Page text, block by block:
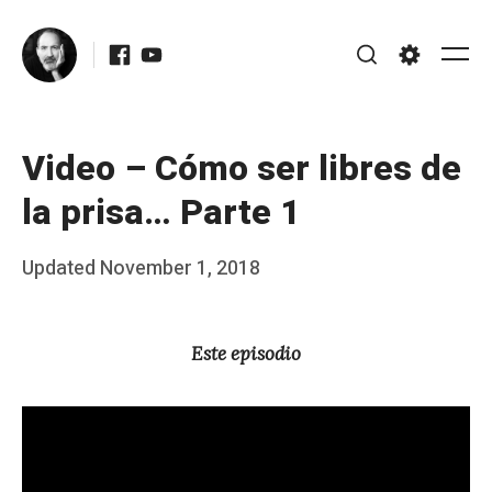
content
Facebook
Youtube
Video – Cómo ser libres de
la prisa… Parte 1
Posted
Updated November 1, 2018
b
Este episodio